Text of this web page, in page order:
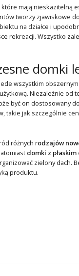
mają nieskazitelną
tworzy zjawiskowe
na działce i
rekreacji. Wszystko
domki
wszystkim
Niezależnie od
być on dostosowany
takie jak szczególnie
różnych rodzajów
domki z
zielony dach.
produktu.